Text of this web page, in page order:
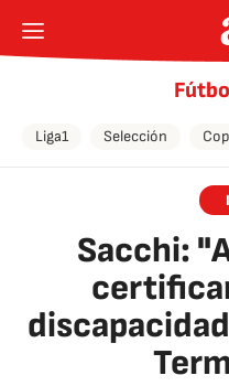
Liga1 Selección
Sacchi: